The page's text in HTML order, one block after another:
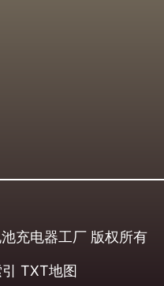
充电器工厂版权所有
TXT地图